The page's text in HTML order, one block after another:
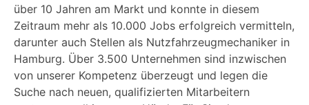
über 10 Jahren am Markt und konnte in diesem
Zeitraum mehr als 10.000 Jobs erfolgreich vermitteln,
darunter auch Stellen als Nutzfahrzeugmechaniker in
Hamburg. Über 3.500 Unternehmen sind inzwischen
von unserer Kompetenz überzeugt und legen die
Suche nach neuen, qualifizierten Mitarbeitern